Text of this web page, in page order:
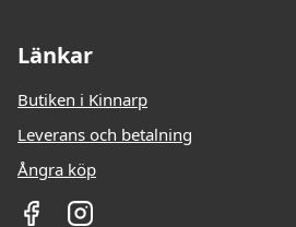
Länkar
Butiken i Kinnarp
Leverans och betalning
Ångra köp